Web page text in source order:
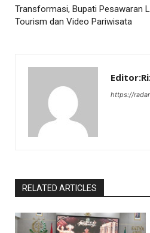
Transformasi, Bupati Pesawaran
Tourism dan Video Pariwisata
https://
RELATED ARTICLES